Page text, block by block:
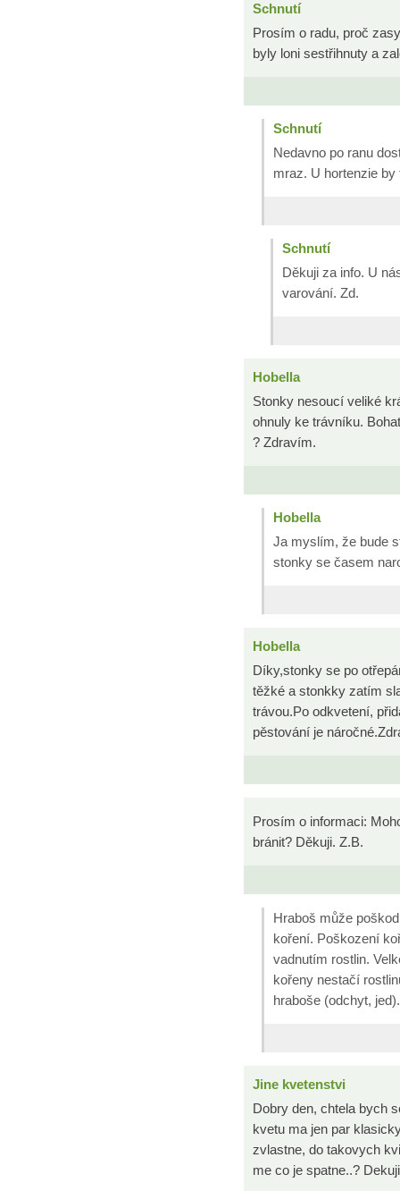
Schnutí
Prosím o radu, proč
byly loni sestřihnuty a
Schnutí
Nedavno po ranu
mraz. U hortenzie by
Schnutí
Děkuji za info. U
varování. Zd.
Hobella
Stonky nesoucí veliké
ohnuly ke trávníku.
? Zdravím.
Hobella
Ja myslím, že bude
stonky se časem
Hobella
Díky,stonky se po
těžké a stonkky zatím
trávou.Po odkvetení,
pěstování je
Prosím o informaci:
bránit? Děkuji. Z.B.
Hraboš může
koření. Poškození
vadnutím rostlin.
kořeny nestačí
hraboše (odchyt,
Jine kvetenstvi
Dobry den, chtela bych
kvetu ma jen par
zvlastne, do takovych
me co je spatne..? Dekuji